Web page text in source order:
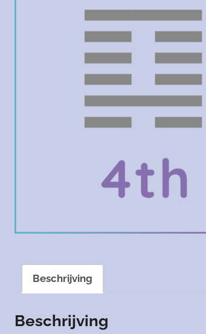
Beschrijving
Beschrijving